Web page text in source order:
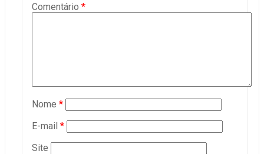
Comentário *
Nome *
E-mail *
Site